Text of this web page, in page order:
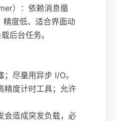
）：依赖消息循
度低、适合界面动
后台任务。
尽量用异步 I/O。
精度计时工具；允许
会造成突发负载，必